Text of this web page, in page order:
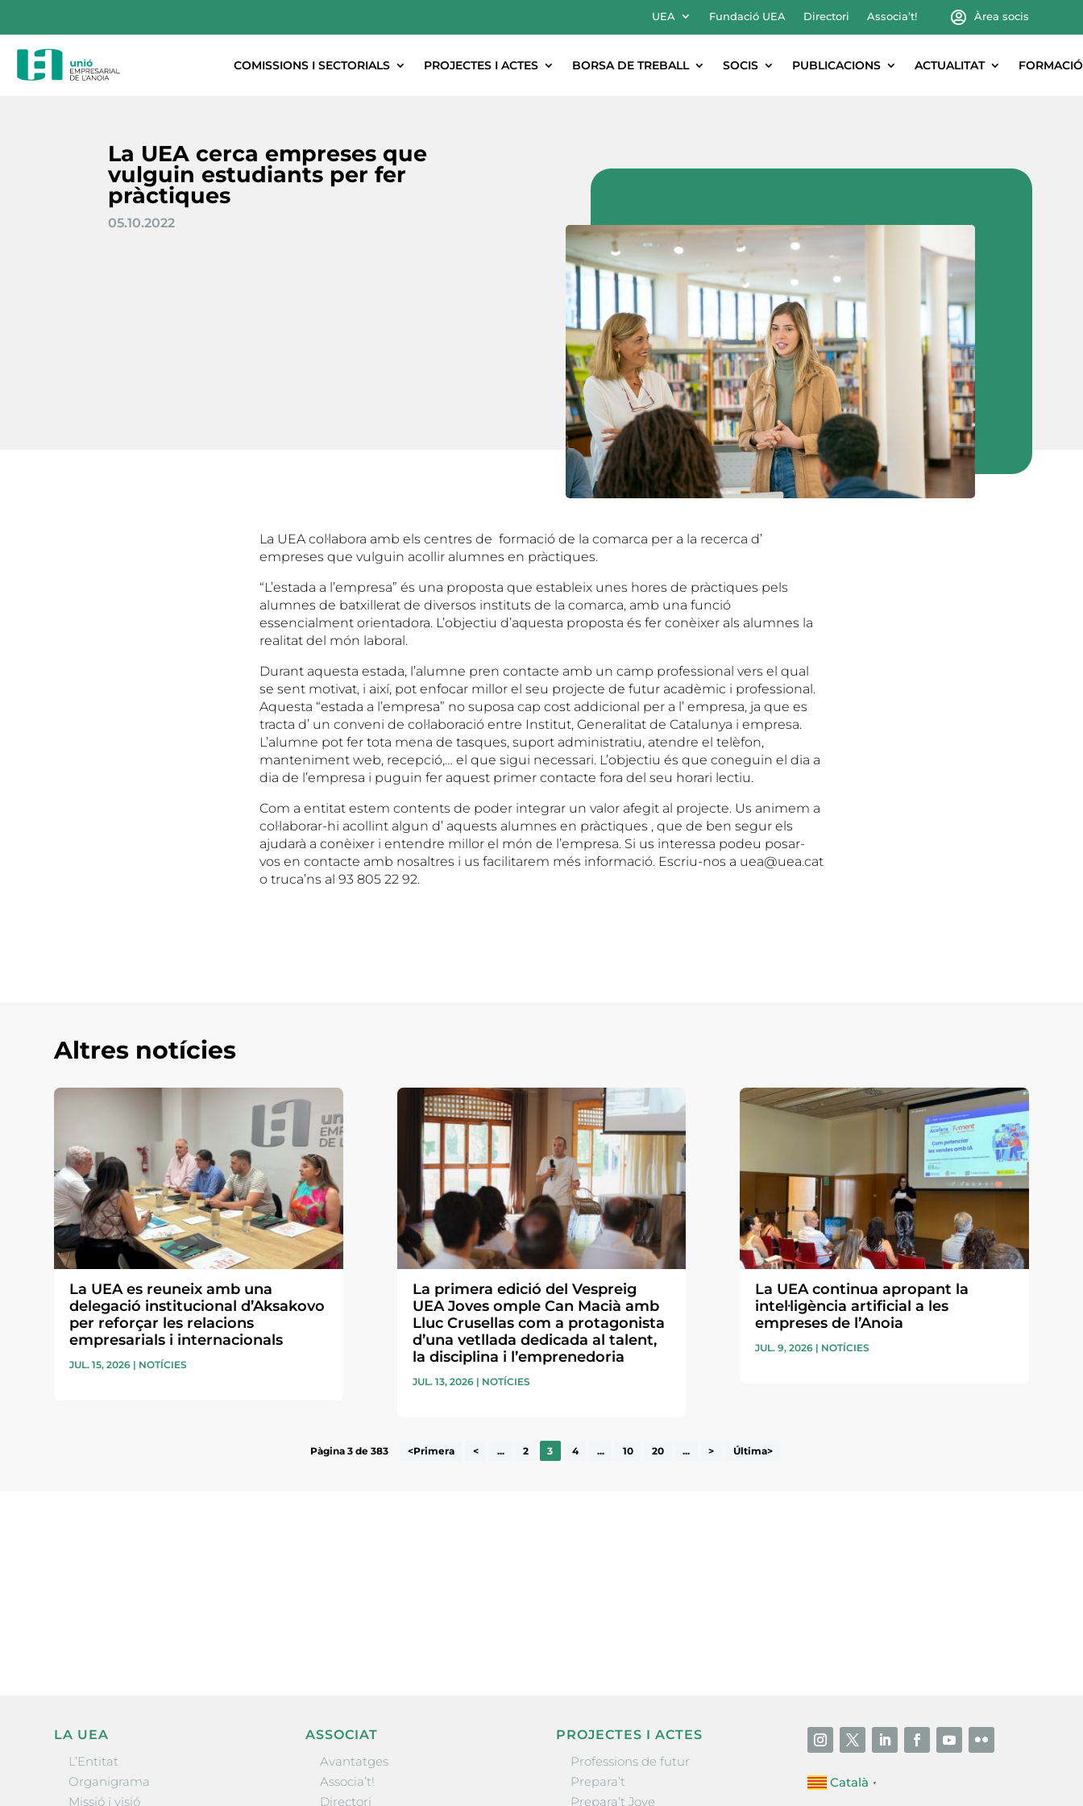
UEA Fundació UEA Directori Associa’t! Àrea socis
COMISSIONS I SECTORIALS PROJECTES I ACTES BORSA DE TREBALL SOCIS PUBLICACIONS ACTUALITAT FORMACIÓ
La UEA cerca empreses que
vulguin estudiants per fer
pràctiques
05.10.2022
La UEA col·labora amb els centres de formació de la comarca per a la recerca d’
empreses que vulguin acollir alumnes en pràctiques.
“L’estada a l’empresa” és una proposta que estableix unes hores de pràctiques pels
alumnes de batxillerat de diversos instituts de la comarca, amb una funció
essencialment orientadora. L’objectiu d’aquesta proposta és fer conèixer als alumnes la
realitat del món laboral.
Durant aquesta estada, l’alumne pren contacte amb un camp professional vers el qual
se sent motivat, i així, pot enfocar millor el seu projecte de futur acadèmic i professional.
Aquesta “estada a l’empresa” no suposa cap cost addicional per a l’ empresa, ja que es
tracta d’ un conveni de col·laboració entre Institut, Generalitat de Catalunya i empresa.
L’alumne pot fer tota mena de tasques, suport administratiu, atendre el telèfon,
manteniment web, recepció,… el que sigui necessari. L’objectiu és que coneguin el dia a
dia de l’empresa i puguin fer aquest primer contacte fora del seu horari lectiu.
Com a entitat estem contents de poder integrar un valor afegit al projecte. Us animem a
col·laborar-hi acollint algun d’ aquests alumnes en pràctiques , que de ben segur els
ajudarà a conèixer i entendre millor el món de l’empresa. Si us interessa podeu posar-
vos en contacte amb nosaltres i us facilitarem més informació. Escriu-nos a uea@uea.cat
o truca’ns al 93 805 22 92.
Altres notícies
La UEA es reuneix amb una
delegació institucional d’Aksakovo
per reforçar les relacions
empresarials i internacionals
JUL. 15, 2026 | NOTÍCIES
La primera edició del Vespreig
UEA Joves omple Can Macià amb
Lluc Crusellas com a protagonista
d’una vetllada dedicada al talent,
la disciplina i l’emprenedoria
JUL. 13, 2026| NOTÍCIES
La UEA continua apropant la
intel·ligència artificial a les
empreses de l’Anoia
JUL. 9, 2026| NOTÍCIES
Pàgina 3 de 383 <Primera < ... 2 3 4 ... 10 20 ... > Última>
LA UEA
L’Entitat
Organigrama
Missió i visió
ASSOCIAT
Avantatges
Associa’t!
Directori
PROJECTES I ACTES
Professions de futur
Prepara’t
Prepara’t Jove
Català ▼